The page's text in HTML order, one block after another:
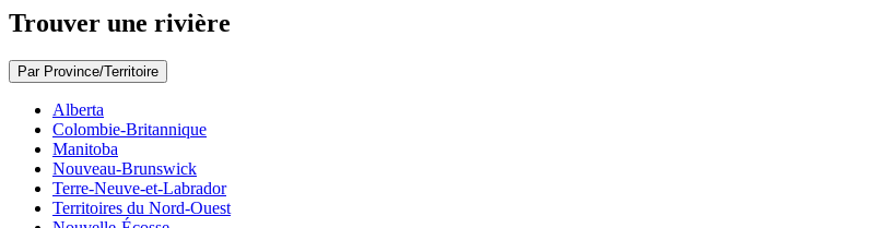
Trouver une rivière
Par Province/Territoire
Alberta
Colombie-Britannique
Manitoba
Nouveau-Brunswick
Terre-Neuve-et-Labrador
Territoires du Nord-Ouest